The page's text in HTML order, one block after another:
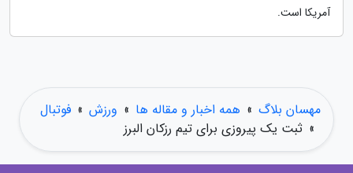
آمریکا است.
مهسان بلاگ » همه اخبار و مقاله ها » ورزش » فوتبال
» ثبت یک پیروزی برای تیم رزکان البرز